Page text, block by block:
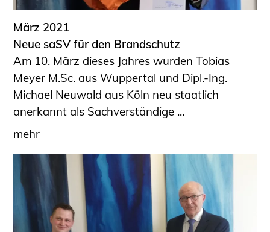
März 2021
Neue saSV für den Brandschutz
Am 10. März dieses Jahres wurden Tobias
Meyer M.Sc. aus Wuppertal und Dipl.-Ing.
Michael Neuwald aus Köln neu staatlich
anerkannt als Sachverständige ...
mehr